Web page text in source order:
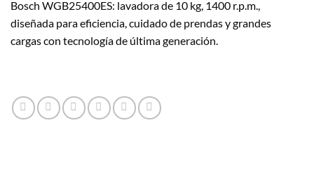
Bosch WGB25400ES: lavadora de 10 kg, 1400 r.p.m.,
diseñada para eficiencia, cuidado de prendas y grandes
cargas con tecnología de última generación.